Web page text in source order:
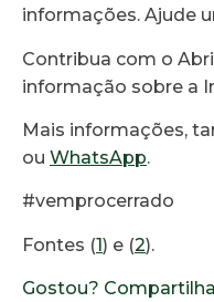
informações. Ajude
Contribua com o
informação sobre a
Mais informações,
ou WhatsApp.
#vemprocerrado
Fontes (1) e (2).
Gostou?